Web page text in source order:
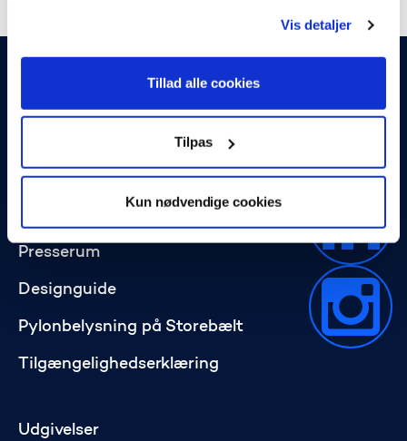
tilbagekalde dit samtykke ved at klikke på “Ændring af dit
samtykke” i vores cookiepolitik.
Vis detaljer
Tillad alle cookies
Tilpas
Kun nødvendige cookies
Kontakt os
Presserum
Designguide
Pylonbelysning på Storebælt
Tilgængelighedserklæring
Udgivelser